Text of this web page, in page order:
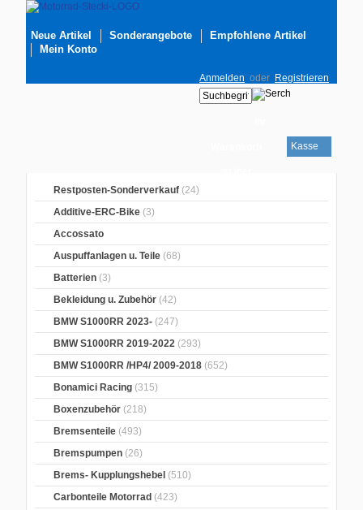
Neue Artikel Sonderangebote
Empfohlene Artikel
Mein Konto
Anmelden oder Registrieren
Kasse
Restposten-Sonderverkauf (24)
Additive-ERC-Bike (3)
Accossato
Auspuffanlagen u. Teile (68)
Batterien (3)
Bekleidung u. Zubehör (42)
BMW S1000RR 2023- (247)
BMW S1000RR 2019-2022 (293)
BMW S1000RR /HP4/ 2009-2018 (652)
Bonamici Racing (315)
Boxenzubehör (218)
Bremsenteile (493)
Bremspumpen (26)
Brems- Kupplungshebel (510)
Carbonteile Motorrad (423)